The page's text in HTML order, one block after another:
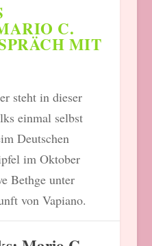
C.
MIT
steht in dieser
einmal selbst
Deutschen
im Oktober
Bethge unter
von Vapiano.